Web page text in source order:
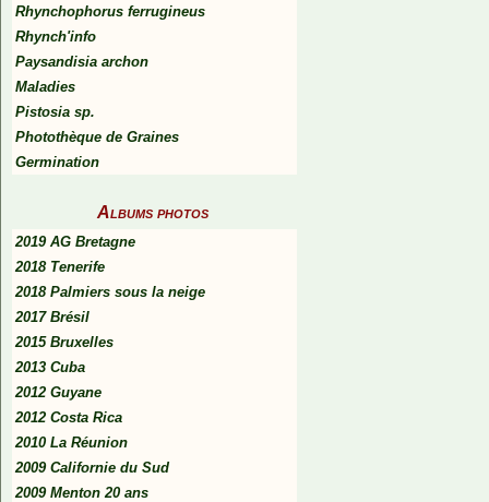
Rhynchophorus ferrugineus
Rhynch'info
Paysandisia archon
Maladies
Pistosia sp.
Photothèque de Graines
Germination
Albums photos
2019 AG Bretagne
2018 Tenerife
2018 Palmiers sous la neige
2017 Brésil
2015 Bruxelles
2013 Cuba
2012 Guyane
2012 Costa Rica
2010 La Réunion
2009 Californie du Sud
2009 Menton 20 ans